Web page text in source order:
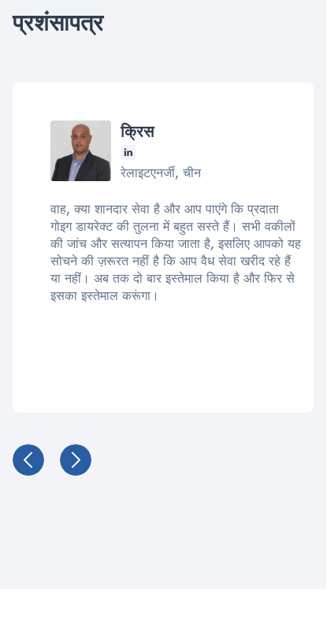
प्रशंसापत्र
क्रिस
रेलाइटएनर्जी, चीन
वाह, क्या शानदार सेवा है और आप पाएंगे कि प्रदाता
गोइग डायरेक्ट की तुलना में बहुत सस्ते हैं। सभी वकीलों
की जांच और सत्यापन किया जाता है, इसलिए आपको यह
सोचने की ज़रूरत नहीं है कि आप वैध सेवा खरीद रहे हैं
या नहीं। अब तक दो बार इस्तेमाल किया है और फिर से
इसका इस्तेमाल करूंगा।